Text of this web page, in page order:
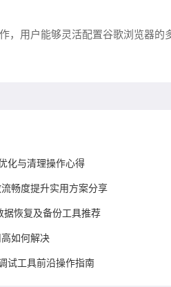
，用户能够灵活配置谷歌浏览器
化与清理操作心得
畅度提升实用方案分享
据恢复及备份工具推荐
如何解决
试工具前沿操作指南